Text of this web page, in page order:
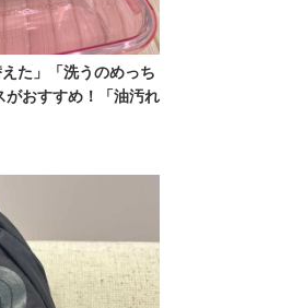
た」「洗うのめっち
がおすすめ！「油汚れ